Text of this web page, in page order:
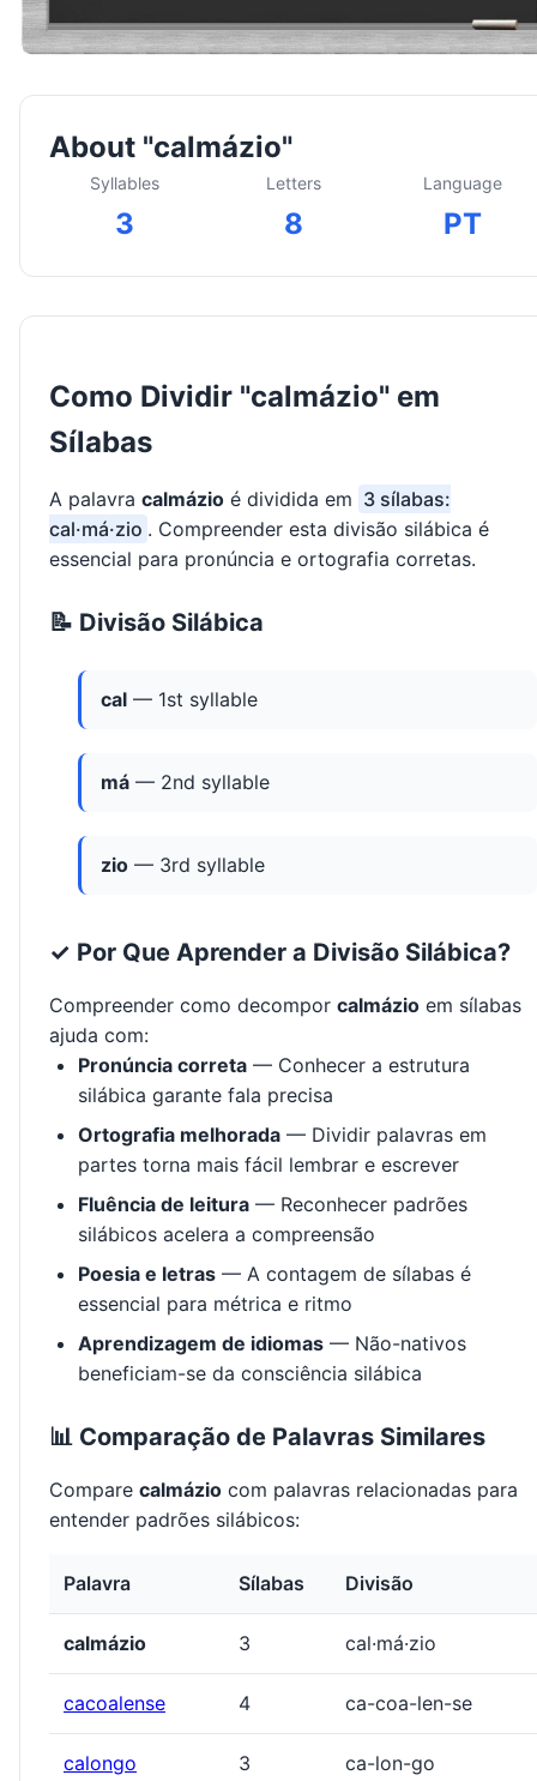
About "calmázio"
Syllables
3
Letters
8
Language
PT
Como Dividir "calmázio" em
Sílabas
A palavra calmázio é dividida em 3 sílabas:
cal·má·zio . Compreender esta divisão silábica é
essencial para pronúncia e ortografia corretas.
📝 Divisão Silábica
cal — 1st syllable
má — 2nd syllable
zio — 3rd syllable
✓ Por Que Aprender a Divisão Silábica?
Compreender como decompor calmázio em sílabas
ajuda com:
Pronúncia correta — Conhecer a estrutura
silábica garante fala precisa
Ortografia melhorada — Dividir palavras em
partes torna mais fácil lembrar e escrever
Fluência de leitura — Reconhecer padrões
silábicos acelera a compreensão
Poesia e letras — A contagem de sílabas é
essencial para métrica e ritmo
Aprendizagem de idiomas — Não-nativos
beneficiam-se da consciência silábica
📊 Comparação de Palavras Similares
Compare calmázio com palavras relacionadas para
entender padrões silábicos:
Palavra Sílabas Divisão
calmázio 3 cal·má·zio
cacoalense 4 ca-coa-len-se
calongo 3 ca-lon-go